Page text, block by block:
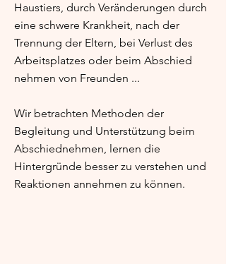
Haustiers, durch Veränderungen durch
eine schwere Krankheit, nach der
Trennung der Eltern, bei Verlust des
Arbeitsplatzes oder beim Abschied
nehmen von Freunden ...
Wir betrachten Methoden der
Begleitung und Unterstützung beim
Abschiednehmen, lernen die
Hintergründe besser zu verstehen und
Reaktionen annehmen zu können.